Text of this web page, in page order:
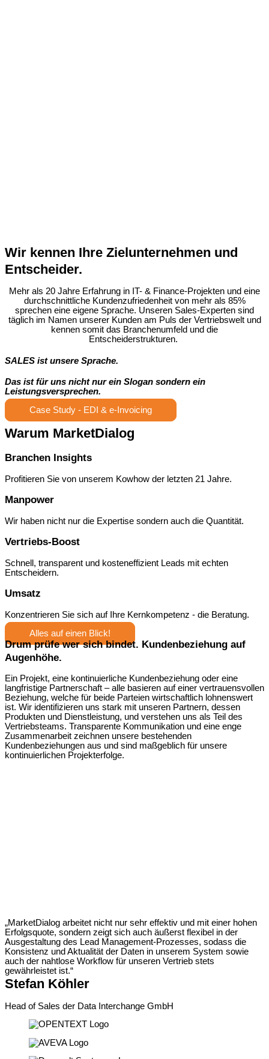
Wir kennen Ihre Zielunternehmen und
Entscheider.
Mehr als 20 Jahre Erfahrung in IT- & Finance-Projekten und eine
durchschnittliche Kundenzufriedenheit von mehr als 85%
sprechen eine eigene Sprache. Unseren Sales-Experten sind
täglich im Namen unserer Kunden am Puls der Vertriebswelt und
kennen somit das Branchenumfeld und die
Entscheiderstrukturen.
SALES ist unsere Sprache.
Das ist für uns nicht nur ein Slogan sondern ein
Leistungsversprechen.
Case Study - EDI & e-Invoicing
Warum MarketDialog
Branchen Insights
Profitieren Sie von unserem Kowhow der letzten 21 Jahre.
Manpower
Wir haben nicht nur die Expertise sondern auch die Quantität.
Vertriebs-Boost
Schnell, transparent und kosteneffizient Leads mit echten
Entscheidern.
Umsatz
Konzentrieren Sie sich auf Ihre Kernkompetenz - die Beratung.
Alles auf einen Blick!
Drum prüfe wer sich bindet. Kundenbeziehung auf
Augenhöhe.
Ein Projekt, eine kontinuierliche Kundenbeziehung oder eine
langfristige Partnerschaft – alle basieren auf einer vertrauensvollen
Beziehung, welche für beide Parteien wirtschaftlich lohnenswert
ist. Wir identifizieren uns stark mit unseren Partnern, dessen
Produkten und Dienstleistung, und verstehen uns als Teil des
Vertriebsteams. Transparente Kommunikation und eine enge
Zusammenarbeit zeichnen unsere bestehenden
Kundenbeziehungen aus und sind maßgeblich für unsere
kontinuierlichen Projekterfolge.
„MarketDialog arbeitet nicht nur sehr effektiv und mit einer hohen
Erfolgsquote, sondern zeigt sich auch äußerst flexibel in der
Ausgestaltung des Lead Management‐Prozesses, sodass die
Konsistenz und Aktualität der Daten in unserem System sowie
auch der nahtlose Workflow für unseren Vertrieb stets
gewährleistet ist.“
Stefan Köhler
Head of Sales der Data Interchange GmbH